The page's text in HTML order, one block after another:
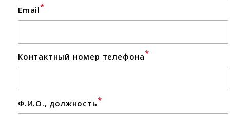
Email*
Контактный номер телефона*
Ф.И.О., должность*